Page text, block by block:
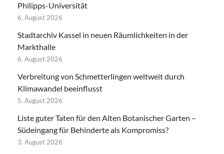
Philipps-Universität
6. August 2026
Stadtarchiv Kassel in neuen Räumlichkeiten in der
Markthalle
6. August 2026
Verbreitung von Schmetterlingen weltweit durch
Klimawandel beeinflusst
5. August 2026
Liste guter Taten für den Alten Botanischer Garten –
Südeingang für Behinderte als Kompromiss?
3. August 2026